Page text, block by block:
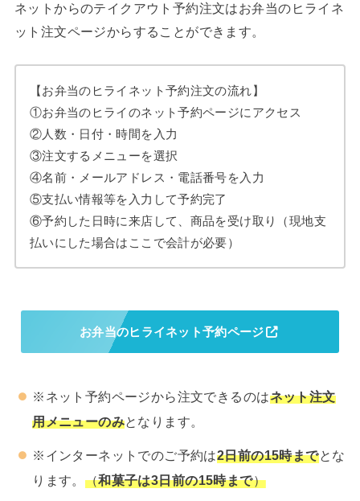
ネットからのテイクアウト予約注文はお弁当のヒライネ
ット注文ページからすることができます。
【お弁当のヒライネット予約注文の流れ】
①お弁当のヒライのネット予約ページにアクセス
②人数・日付・時間を入力
③注文するメニューを選択
④名前・メールアドレス・電話番号を入力
⑤支払い情報等を入力して予約完了
⑥予約した日時に来店して、商品を受け取り（現地支
払いにした場合はここで会計が必要）
お弁当のヒライネット予約ページ
※ネット予約ページから注文できるのはネット注文
用メニューのみとなります。
※インターネットでのご予約は2日前の15時までとな
ります。 （和菓子は3日前の15時まで）